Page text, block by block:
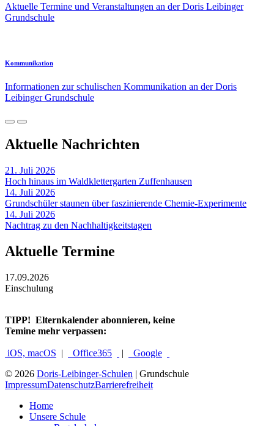
Aktuelle Termine und Veranstaltungen an der Doris Leibinger
Grundschule
Kommunikation
Informationen zur schulischen Kommunikation an der Doris
Leibinger Grundschule
Aktuelle Nachrichten
21. Juli 2026
Hoch hinaus im Waldklettergarten Zuffenhausen
14. Juli 2026
Grundschüler staunen über faszinierende Chemie-Experimente
14. Juli 2026
Nachtrag zu den Nachhaltigkeitstagen
Aktuelle Termine
17.09.2026
Einschulung
TIPP! Elternkalender abonnieren, keine
Temine mehr verpassen:
iOS, macOS | Office365 |
Google
© 2026 Doris-Leibinger-Schulen | Grundschule
ImpressumDatenschutzBarrierefreiheit
Home
Unsere Schule